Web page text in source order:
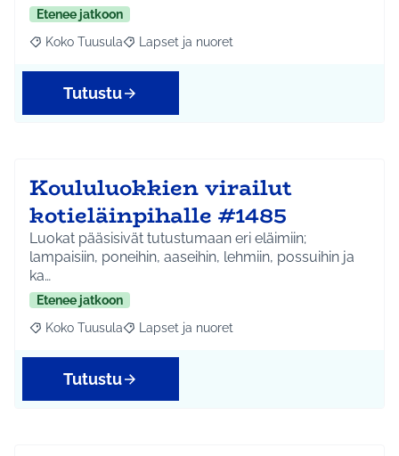
Etenee jatkoon
Rajaa tulokset aihepiirin mukaan: Koko Tuusula
Koko Tuusula Rajaa tulokset teeman mukaan: Lapset ja
Lapset ja nuoret
Tutustu
Koululuokkien virailut
kotieläinpihalle #1485
Luokat pääsisivät tutustumaan eri eläimiin;
lampaisiin, poneihin, aaseihin, lehmiin, possuihin ja
ka…
Etenee jatkoon
Rajaa tulokset aihepiirin mukaan: Koko Tuusula
Koko Tuusula Rajaa tulokset teeman mukaan: Lapset ja
Lapset ja nuoret
Tutustu